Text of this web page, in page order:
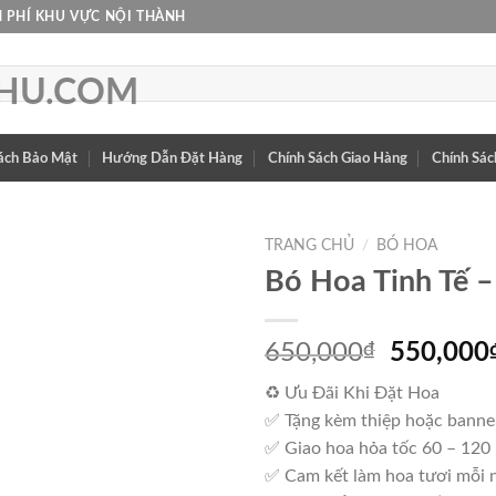
KHU VỰC NỘI THÀNH
Bảo Mật Hướng Dẫn Đặt Hàng Chính Sách Giao Hàng Chính
TRANG CHỦ / BÓ HOA
Bó Hoa Tinh Tế
650,000₫
Giá
là:
550,000
♻ Ưu Đãi Khi Đặt Hoa
✅ Tặng kèm thiệp hoặc
✅ Giao hoa hỏa tốc 60 –
✅ Cam kết làm hoa tươi mỗi